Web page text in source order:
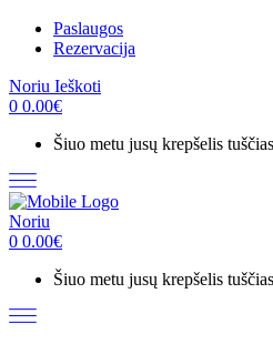
Paslaugos
Rezervacija
Noriu Ieškoti
0 0.00€
Šiuo metu jusų krepšelis
Noriu
0 0.00€
Šiuo metu jusų krepšelis